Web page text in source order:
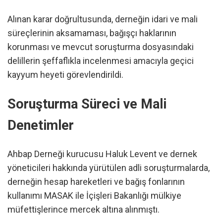
Alınan karar doğrultusunda, derneğin idari ve mali
süreçlerinin aksamaması, bağışçı haklarının
korunması ve mevcut soruşturma dosyasındaki
delillerin şeffaflıkla incelenmesi amacıyla geçici
kayyum heyeti görevlendirildi.
Soruşturma Süreci ve Mali
Denetimler
Ahbap Derneği kurucusu Haluk Levent ve dernek
yöneticileri hakkında yürütülen adli soruşturmalarda,
derneğin hesap hareketleri ve bağış fonlarının
kullanımı MASAK ile İçişleri Bakanlığı mülkiye
müfettişlerince mercek altına alınmıştı.